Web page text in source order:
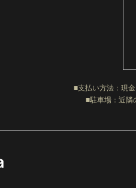
■支払い方法：現
■駐車場：近隣